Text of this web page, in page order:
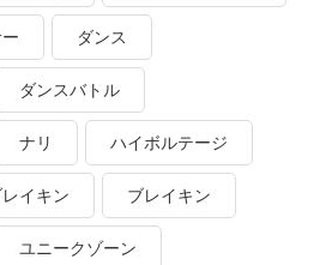
ダンス
ダンスバトル
ナリ ハイボルテージ
イキン ブレイキン
ユニークゾーン